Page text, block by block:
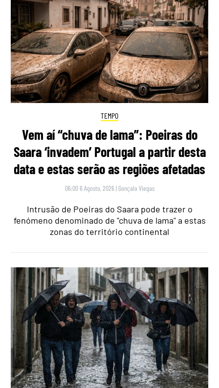
TEMPO
Vem aí “chuva de lama”: Poeiras do
Saara ‘invadem’ Portugal a partir desta
data e estas serão as regiões afetadas
06:00 6 Agosto, 2026 | Gonçalo Viegas
Intrusão de Poeiras do Saara pode trazer o
fenómeno denominado de "chuva de lama" a estas
zonas do território continental